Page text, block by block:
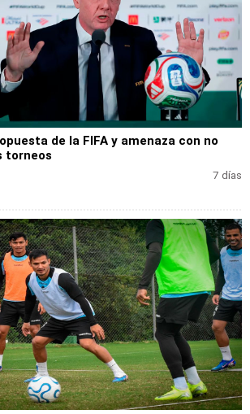
de la FIFA y amenaza con no
torneos
7 días